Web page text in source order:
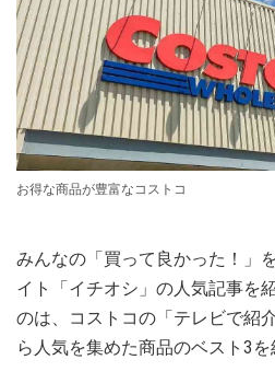
お得な商品が豊富なコストコ
みんなの「買って良かった！」
イト「イチオシ」の人気記事を
のは、コストコの「テレビで紹
ら人気を集めた商品のベスト3を